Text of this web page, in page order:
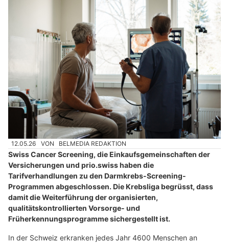
12.05.26 VON BELMEDIA REDAKTION
Swiss Cancer Screening, die Einkaufsgemeinschaften der
Versicherungen und prio.swiss haben die
Tarifverhandlungen zu den Darmkrebs-Screening-
Programmen abgeschlossen. Die Krebsliga begrüsst, dass
damit die Weiterführung der organisierten,
qualitätskontrollierten Vorsorge- und
Früherkennungsprogramme sichergestellt ist.
In der Schweiz erkranken jedes Jahr 4600 Menschen an